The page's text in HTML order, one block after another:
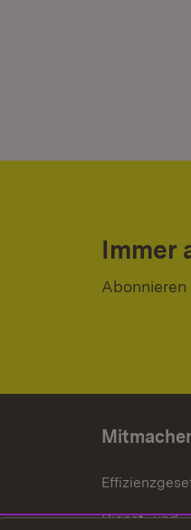
Immer
Dienst- und